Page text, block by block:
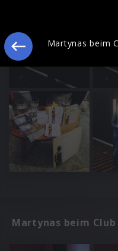
Martynas beim
Martynas beim